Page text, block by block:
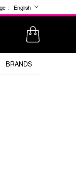
: English
BRANDS